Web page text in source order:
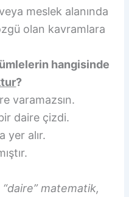
meslek alanında
olan kavramlara
hangisinde
?
varamazsın.
daire çizdi.
yer alır.
matematik,